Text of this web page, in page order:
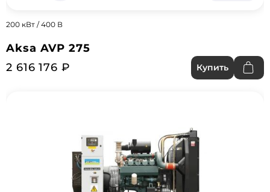
200 кВт / 400 В
Aksa AVP 275
2 616 176 ₽
Купить